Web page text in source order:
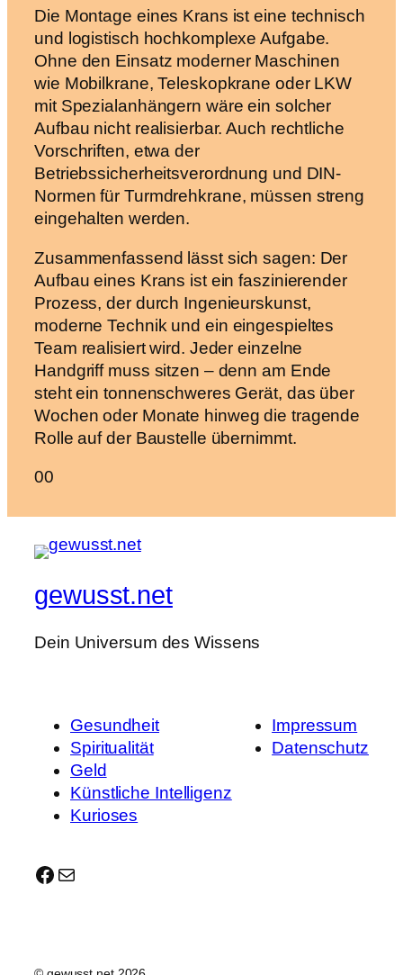
Die Montage eines Krans ist eine technisch
und logistisch hochkomplexe Aufgabe.
Ohne den Einsatz moderner Maschinen
wie Mobilkrane, Teleskopkrane oder LKW
mit Spezialanhängern wäre ein solcher
Aufbau nicht realisierbar. Auch rechtliche
Vorschriften, etwa der
Betriebssicherheitsverordnung und DIN-
Normen für Turmdrehkrane, müssen streng
eingehalten werden.
Zusammenfassend lässt sich sagen: Der
Aufbau eines Krans ist ein faszinierender
Prozess, der durch Ingenieurskunst,
moderne Technik und ein eingespieltes
Team realisiert wird. Jeder einzelne
Handgriff muss sitzen – denn am Ende
steht ein tonnenschweres Gerät, das über
Wochen oder Monate hinweg die tragende
Rolle auf der Baustelle übernimmt.
Anklicken
Daumen
nach
0Anklicken
Daumen
nach
0
gewusst.net
Dein Universum des Wissens
Gesundheit
Spiritualität
Geld
Künstliche Intelligenz
Kurioses
Impressum
Datenschutz
Facebook
E-Mail